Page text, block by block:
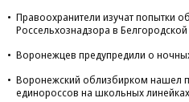
Правоохранители изучат попытки
Россельхознадзора в
Воронежцев предупредили о
Воронежский облизбирком нашел
единороссов на школьных